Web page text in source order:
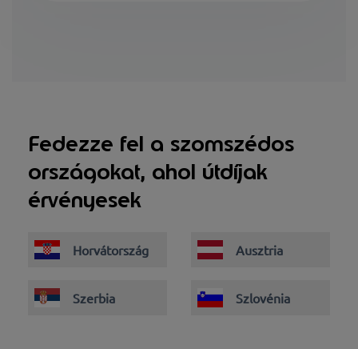
Fedezze fel a szomszédos
országokat, ahol útdíjak
érvényesek
Horvátország Ausztria
Szerbia Szlovénia